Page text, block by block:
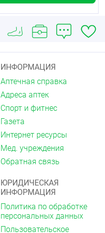
ИНФОРМАЦИЯ
Аптечная справка
Адреса аптек
Спорт и фитнес
Газета
Интернет ресурсы
Мед. учреждения
Обратная связь
ЮРИДИЧЕСКАЯ
ИНФОРМАЦИЯ
Политика по обработке
персональных данных
Пользовательское